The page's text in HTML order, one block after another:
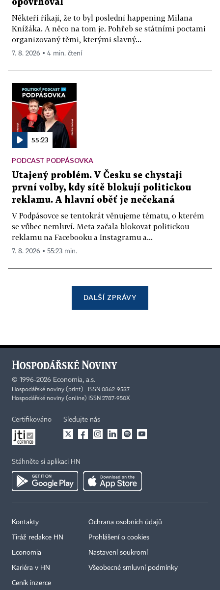
opovrhoval
Někteří říkají, že to byl poslední happening Milana
Knížáka. A něco na tom je. Pohřeb se státními poctami
organizovaný těmi, kterými slavný...
7. 8. 2026 ▪ 4 min. čtení
55:23
PODCAST PODPÁSOVKA
Utajený problém. V Česku se chystají
první volby, kdy sítě blokují politickou
reklamu. A hlavní oběť je nečekaná
V Podpásovce se tentokrát věnujeme tématu, o kterém
se vůbec nemluví. Meta začala blokovat politickou
reklamu na Facebooku a Instagramu a...
7. 8. 2026 ▪ 55:23 min.
DALŠÍ ZPRÁVY
© 1996-2026 Economia, a.s.
Hospodářské noviny (print) ISSN 0862-9587
Hospodářské noviny (online) ISSN 2787-950X
Certifikováno Sledujte nás
Stáhněte si aplikaci HN
Kontakty
Tiráž redakce HN
Economia
Kariéra v HN
Ceník inzerce
Ochrana osobních údajů
Prohlášení o cookies
Nastavení soukromí
Všeobecné smluvní podmínky